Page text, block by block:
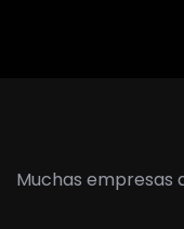
Muchas empresas